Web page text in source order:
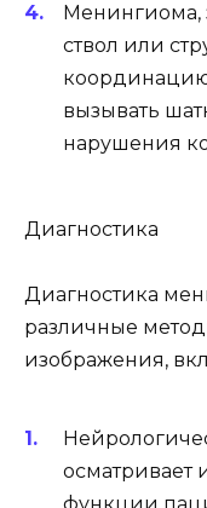
Менингиома,
ствол или
вызывать
нарушения
Диагностика
Диагностика
различные
изображения,
осматривает